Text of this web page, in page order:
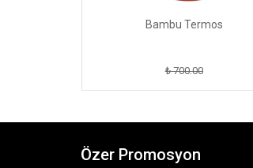
Bambu Termos
₺ 700.00
Özer Promosyon